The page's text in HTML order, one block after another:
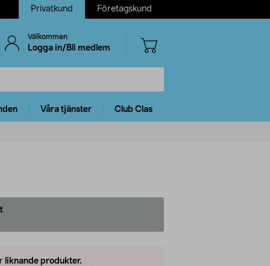
Privatkund Företagskund
Välkommen
Logga in/Bli medlem
Våra tjänster Club Clas
liknande produkter.